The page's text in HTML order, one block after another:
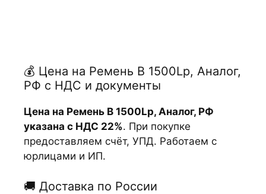
💰 Цена на Ремень В 1500Lp, Аналог,
РФ с НДС и документы
Цена на Ремень В 1500Lp, Аналог, РФ
указана с НДС 22%. При покупке
предоставляем счёт, УПД. Работаем с
юрлицами и ИП.
🚚 Доставка по России